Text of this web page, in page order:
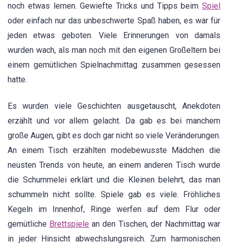
noch etwas lernen. Gewiefte Tricks und Tipps beim Spiel
oder einfach nur das unbeschwerte Spaß haben, es war für
jeden etwas geboten. Viele Erinnerungen von damals
wurden wach, als man noch mit den eigenen Großeltern bei
einem gemütlichen Spielnachmittag zusammen gesessen
hatte.
Es wurden viele Geschichten ausgetauscht, Anekdoten
erzählt und vor allem gelacht. Da gab es bei manchem
große Augen, gibt es doch gar nicht so viele Veränderungen.
An einem Tisch erzählten modebewusste Mädchen die
neusten Trends von heute, an einem anderen Tisch wurde
die Schummelei erklärt und die Kleinen belehrt, das man
schummeln nicht sollte. Spiele gab es viele. Fröhliches
Kegeln im Innenhof, Ringe werfen auf dem Flur oder
gemütliche Brettspiele an den Tischen, der Nachmittag war
in jeder Hinsicht abwechslungsreich. Zum harmonischen